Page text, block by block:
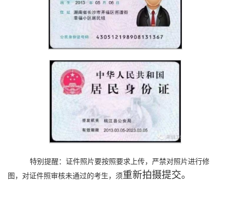
特别提醒：证件照片要按照要求上传，严禁对照片进行修
图，对证件照审核未通过的考生，须重新拍摄提交。